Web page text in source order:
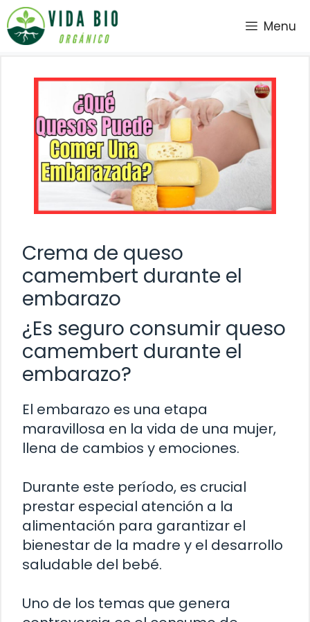
Saltar
al
contenido
Menu
Crema de queso
camembert durante el
embarazo
¿Es seguro consumir queso
camembert durante el
embarazo?
El embarazo es una etapa
maravillosa en la vida de una mujer,
llena de cambios y emociones.
Durante este período, es crucial
prestar especial atención a la
alimentación para garantizar el
bienestar de la madre y el desarrollo
saludable del bebé.
Uno de los temas que genera